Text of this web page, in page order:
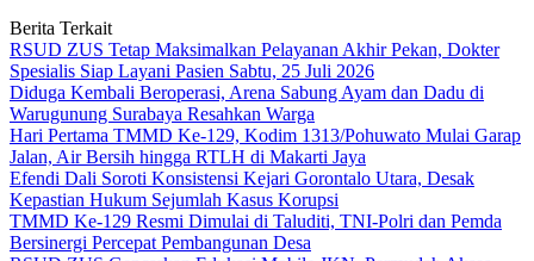
Berita Terkait
RSUD ZUS Tetap Maksimalkan Pelayanan Akhir Pekan, Dokter
Spesialis Siap Layani Pasien Sabtu, 25 Juli 2026
Diduga Kembali Beroperasi, Arena Sabung Ayam dan Dadu di
Warugunung Surabaya Resahkan Warga
Hari Pertama TMMD Ke-129, Kodim 1313/Pohuwato Mulai Garap
Jalan, Air Bersih hingga RTLH di Makarti Jaya
Efendi Dali Soroti Konsistensi Kejari Gorontalo Utara, Desak
Kepastian Hukum Sejumlah Kasus Korupsi
TMMD Ke-129 Resmi Dimulai di Taluditi, TNI-Polri dan Pemda
Bersinergi Percepat Pembangunan Desa